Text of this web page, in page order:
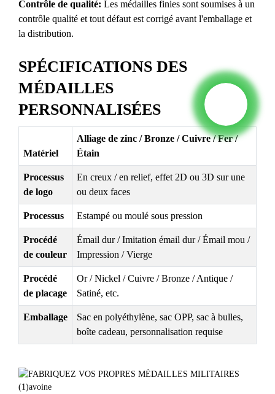
Contrôle de qualité: Les médailles finies sont soumises à un
contrôle qualité et tout défaut est corrigé avant l'emballage et
la distribution.
SPÉCIFICATIONS DES
MÉDAILLES
PERSONNALISÉES
Matériel
Alliage de zinc / Bronze / Cuivre / Fer /
Étain
Processus
de logo
En creux / en relief, effet 2D ou 3D sur une
ou deux faces
Processus Estampé ou moulé sous pression
Procédé
de couleur
Émail dur / Imitation émail dur / Émail mou /
Impression / Vierge
Procédé
de placage
Or / Nickel / Cuivre / Bronze / Antique /
Satiné, etc.
Emballage
Sac en polyéthylène, sac OPP, sac à bulles,
boîte cadeau, personnalisation requise